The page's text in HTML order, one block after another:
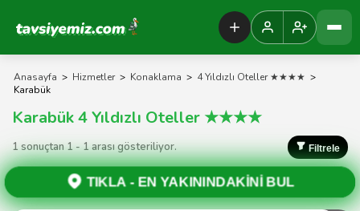
Tavsiyemiz Anasayfa
Anasayfa > Hizmetler > Konaklama > 4 Yıldızlı Oteller ★★★★ >
Karabük
Karabük 4 Yıldızlı Oteller ★★★★
1 sonuçtan 1 - 1 arası gösteriliyor. Filtrele
TIKLA -EN YAKININDAKİNİ BUL